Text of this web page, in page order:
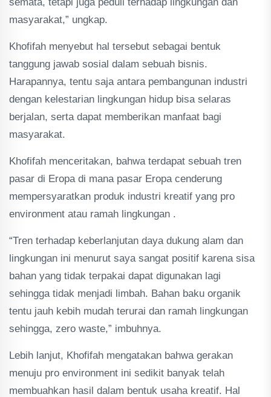
masyarakat,” ungkap.
Khofifah menyebut hal tersebut sebagai bentuk
tanggung jawab sosial dalam sebuah bisnis.
Harapannya, tentu saja antara pembangunan industri
dengan kelestarian lingkungan hidup bisa selaras
berjalan, serta dapat memberikan manfaat bagi
masyarakat.
Khofifah menceritakan, bahwa terdapat sebuah tren
pasar di Eropa di mana pasar Eropa cenderung
mempersyaratkan produk industri kreatif yang pro
environment atau ramah lingkungan .
“Tren terhadap keberlanjutan daya dukung alam dan
lingkungan ini menurut saya sangat positif karena sisa
bahan yang tidak terpakai dapat digunakan lagi
sehingga tidak menjadi limbah. Bahan baku organik
tentu jauh kebih mudah terurai dan ramah lingkungan
sehingga, zero waste,” imbuhnya.
Lebih lanjut, Khofifah mengatakan bahwa gerakan
menuju pro environment ini sedikit banyak telah
membuahkan hasil dalam bentuk usaha kreatif. Hal